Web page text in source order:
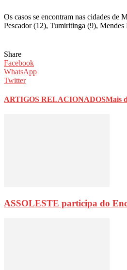
Os casos se encontram nas cidades
Pescador (12), Tumiritinga (9),
Share
Facebook
WhatsApp
Twitter
ARTIGOS RELACIONADOSMais
ASSOLESTE participa do